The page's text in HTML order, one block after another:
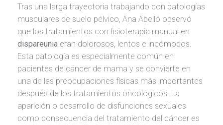
Tras una larga trayectoria trabajando con patologías
musculares de suelo pélvico, Ana Abelló observó
que los tratamientos con fisioterapia manual en
dispareunia eran dolorosos, lentos e incómodos.
Esta patología es especialmente común en
pacientes de cáncer de mama y se convierte en
una de las preocupaciones físicas más importantes
después de los tratamientos oncológicos. La
aparición o desarrollo de disfunciones sexuales
como consecuencia del tratamiento del cáncer es